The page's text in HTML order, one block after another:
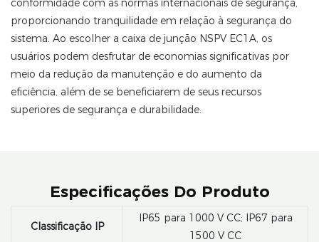
conformidade com as normas internacionais de segurança,
proporcionando tranquilidade em relação à segurança do
sistema. Ao escolher a caixa de junção NSPV EC1A, os
usuários podem desfrutar de economias significativas por
meio da redução da manutenção e do aumento da
eficiência, além de se beneficiarem de seus recursos
superiores de segurança e durabilidade.
Especificações Do Produto
Classificação IP
IP65 para 1000 V CC; IP67 para
1500 V CC